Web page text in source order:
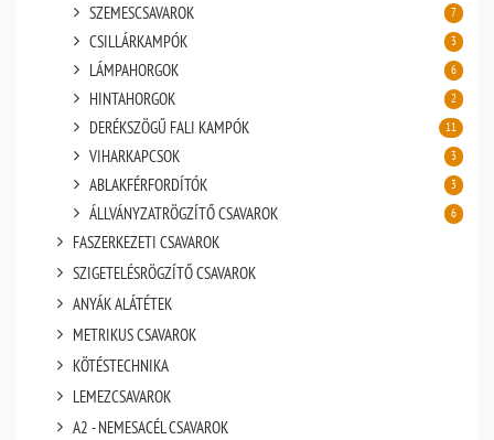
SZEMESCSAVAROK 7
CSILLÁRKAMPÓK 3
LÁMPAHORGOK 6
HINTAHORGOK 2
DERÉKSZÖGŰ FALI KAMPÓK 11
VIHARKAPCSOK 3
ABLAKFÉRFORDÍTÓK 3
ÁLLVÁNYZATRÖGZÍTŐ CSAVAROK 6
FASZERKEZETI CSAVAROK
SZIGETELÉSRÖGZÍTŐ CSAVAROK
ANYÁK ALÁTÉTEK
METRIKUS CSAVAROK
KÖTÉSTECHNIKA
LEMEZCSAVAROK
A2 - NEMESACÉL CSAVAROK